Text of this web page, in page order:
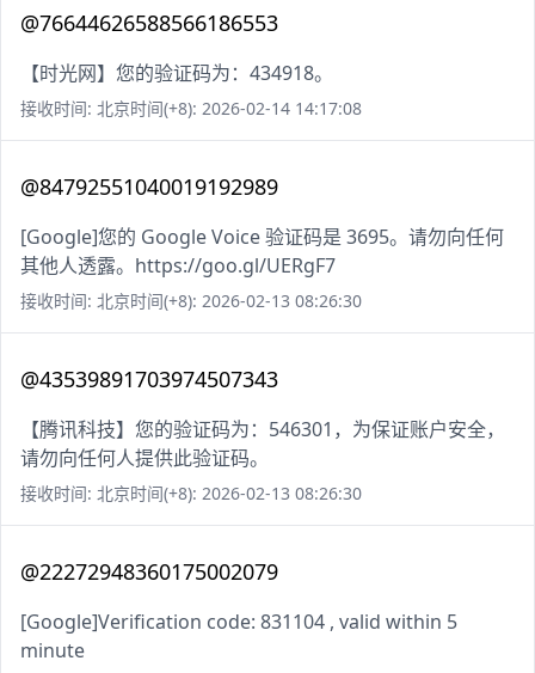
@76644626588566186553
【时光网】您的验证码为：434918。
接收时间: 北京时间(+8): 2026-02-14 14:17:08
@84792551040019192989
[Google]您的 Google Voice 验证码是 3695。请勿向任何
其他人透露。https://goo.gl/UERgF7
接收时间: 北京时间(+8): 2026-02-13 08:26:30
@43539891703974507343
【腾讯科技】您的验证码为：546301，为保证账户安全，
请勿向任何人提供此验证码。
接收时间: 北京时间(+8): 2026-02-13 08:26:30
@22272948360175002079
[Google]Verification code: 831104 , valid within 5
minute